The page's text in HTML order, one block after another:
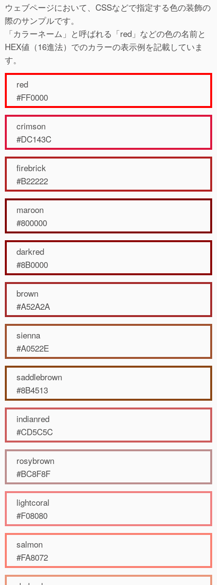
ウェブページにおいて、CSSなどで指定する色の装飾の
際のサンプルです。
「カラーネーム」と呼ばれる「red」などの色の名前と
HEX値（16進法）でのカラーの表示例を記載していま
す。
red
#FF0000
crimson
#DC143C
firebrick
#B22222
maroon
#800000
darkred
#8B0000
brown
#A52A2A
sienna
#A0522E
saddlebrown
#8B4513
indianred
#CD5C5C
rosybrown
#BC8F8F
lightcoral
#F08080
salmon
#FA8072